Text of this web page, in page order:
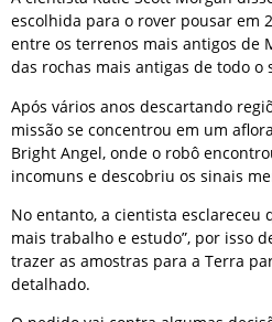
escolhida para o rover pousar em
entre os terrenos mais antigos de
das rochas mais antigas de todo o
Após vários anos descartando
missão se concentrou em um
Bright Angel, onde o robô
incomuns e descobriu os sinais
No entanto, a cientista esclareceu
mais trabalho e estudo”, por isso
trazer as amostras para a Terra
detalhado.